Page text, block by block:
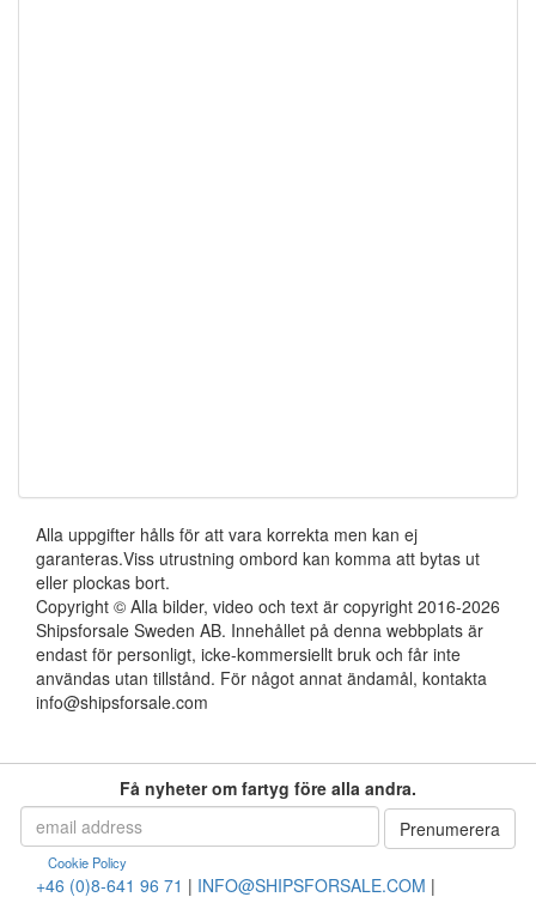
Alla uppgifter hålls för att vara korrekta men kan ej
garanteras.Viss utrustning ombord kan komma att bytas ut
eller plockas bort.
Copyright © Alla bilder, video och text är copyright 2016-2026
Shipsforsale Sweden AB. Innehållet på denna webbplats är
endast för personligt, icke-kommersiellt bruk och får inte
användas utan tillstånd. För något annat ändamål, kontakta
info@shipsforsale.com
Få nyheter om fartyg före alla andra.
Cookie Policy
+46 (0)8-641 96 71 | INFO@SHIPSFORSALE.COM |